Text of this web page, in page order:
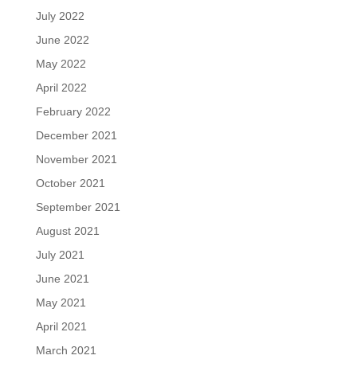
July 2022
June 2022
May 2022
April 2022
February 2022
December 2021
November 2021
October 2021
September 2021
August 2021
July 2021
June 2021
May 2021
April 2021
March 2021